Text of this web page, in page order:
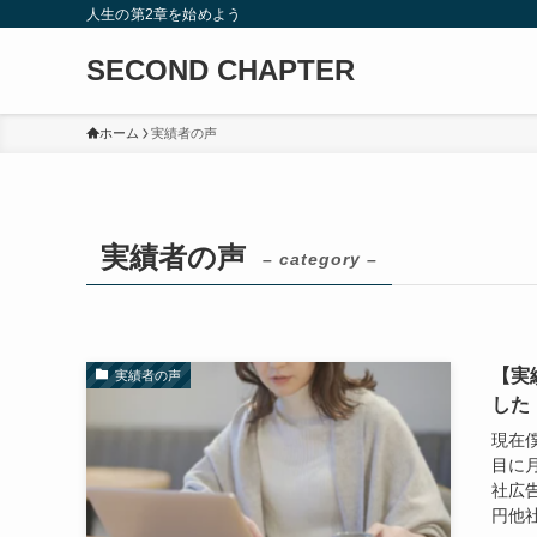
人生の第2章を始めよう
SECOND CHAPTER
ホーム 実績者の声
実績者の声 – category –
実績者の声
【
した
現在
目に
社広
円他